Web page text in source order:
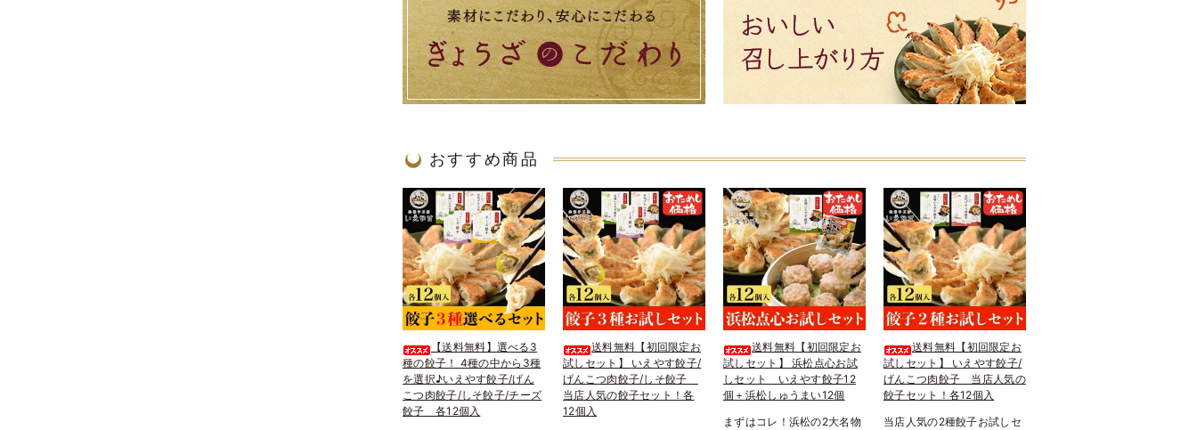
おすすめ商品
【送料無料】選べる3
種の餃子！ 4種の中から3種
を選択♪いえやす餃子/げん
こつ肉餃子/しそ餃子/チーズ
餃子 各12個入
送料無料【初回限定お
試しセット】 いえやす餃子/
げんこつ肉餃子/しそ餃子
当店人気の餃子セット！各
12個入
送料無料【初回限定お
試しセット】 浜松点心お試
しセット いえやす餃子12
個＋浜松しゅうまい12個
まずはコレ！浜松の2大名物
送料無料【初回限定お
試しセット】 いえやす餃子/
げんこつ肉餃子 当店人気の
餃子セット！各12個入
当店人気の2種餃子お試しセ